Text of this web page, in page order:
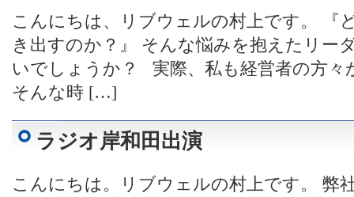
こんにちは、リブウェルの村上です。 『
き出すのか？』 そんな悩みを抱えたリー
いでしょうか？ 実際、私も経営者の方々
そんな時 […]
ラジオ岸和田出演
こんにちは。リブウェルの村上です。 弊